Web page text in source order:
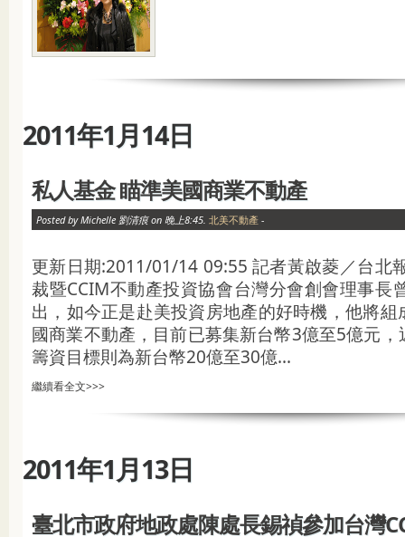
2011年1月14日
私人基金 瞄準美國商業不動產
Posted by Michelle 劉清痕 on 晚上8:45. 北美不動產 -
更新日期:2011/01/14 09:55 記者黃啟菱／台北
裁暨CCIM不動產投資協會台灣分會創會理事長
出，如今正是赴美投資房地產的好時機，他將
國商業不動產，目前已募集新台幣3億至5億元
籌資目標則為新台幣20億至30億...
繼續看全文>>>
2011年1月13日
臺北市政府地政處陳處長錫禎參加台灣